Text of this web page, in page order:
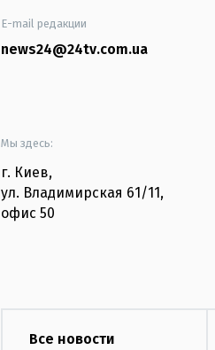
E-mail редакции
news24@24tv.com.ua
Мы здесь:
г. Киев,
ул. Владимирская 61/11,
офис 50
Все новости